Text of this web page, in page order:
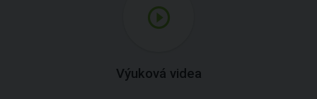
Výuková videa